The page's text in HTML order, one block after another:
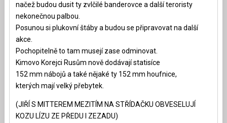
načež budou dusit ty zvlčilé banderovce a další teroristy
nekonečnou palbou.
Posunou si plukovní štáby a budou se připravovat na další
akce.
Pochopitelně to tam musejí zase odminovat.
Kimovo Korejci Rusům nově dodávají statisíce
152 mm nábojů a také nějaké ty 152 mm houfnice,
kterých mají velký přebytek.
(JIŘÍ S MITTEREM MEZITÍM NA STŘÍDAČKU OBVESELUJÍ
KOZU LÍZU ZE PŘEDU I ZEZADU)